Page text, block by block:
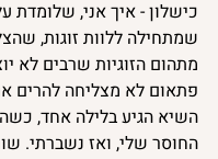
כישלון - איך אני, שלומדת
שמתחילה ללוות זוגות,
מתהום הזוגיות שרבים לא
פתאום לא מצליחה להרים
השיא הגיע בלילה אחד,
החוסר שלי, ואז נשברתי.